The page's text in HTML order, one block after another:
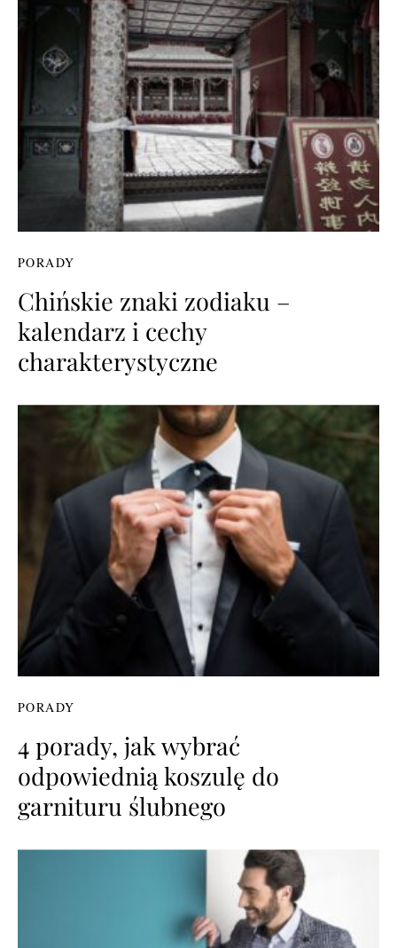
PORADY
Chińskie znaki zodiaku –
kalendarz i cechy
charakterystyczne
PORADY
4 porady, jak wybrać
odpowiednią koszulę do
garnituru ślubnego